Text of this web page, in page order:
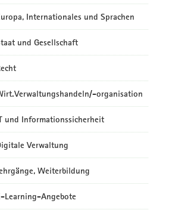
Internationales und Sprachen
und Gesellschaft
organisation
und Informationssicherheit
Verwaltung
Weiterbildung
Learning-Angebote